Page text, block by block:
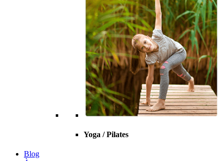
Yoga / Pilates
Blog